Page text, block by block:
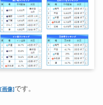
[画像] です。